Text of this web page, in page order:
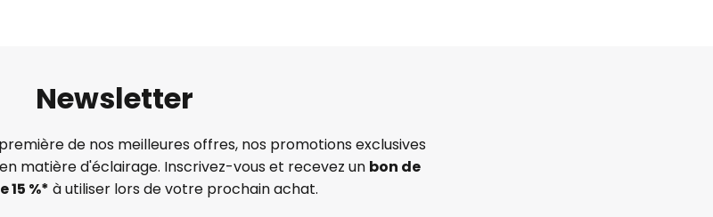
Newsletter
de nos meilleures offres, nos promotions exclusives
matière d'éclairage. Inscrivez-vous et recevez un bon de
15 %* à utiliser lors de votre prochain achat.